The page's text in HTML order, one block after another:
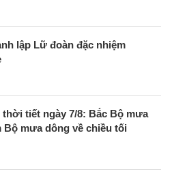
lập Lữ đoàn đặc nhiệm
thời tiết ngày 7/8: Bắc Bộ mưa
Bộ mưa dông về chiều tối